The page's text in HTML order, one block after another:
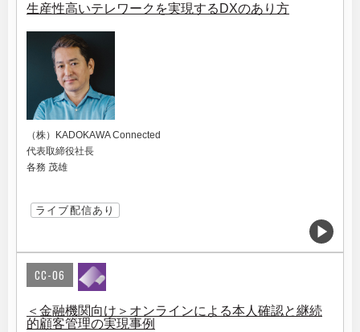
生産性高いテレワークを実現するDXのあり方
（株）KADOKAWA Connected
代表取締役社長
各務 茂雄
ライブ配信あり
CC-06
＜金融機関向け＞オンラインによる本人確認と継続
的顧客管理の実現事例